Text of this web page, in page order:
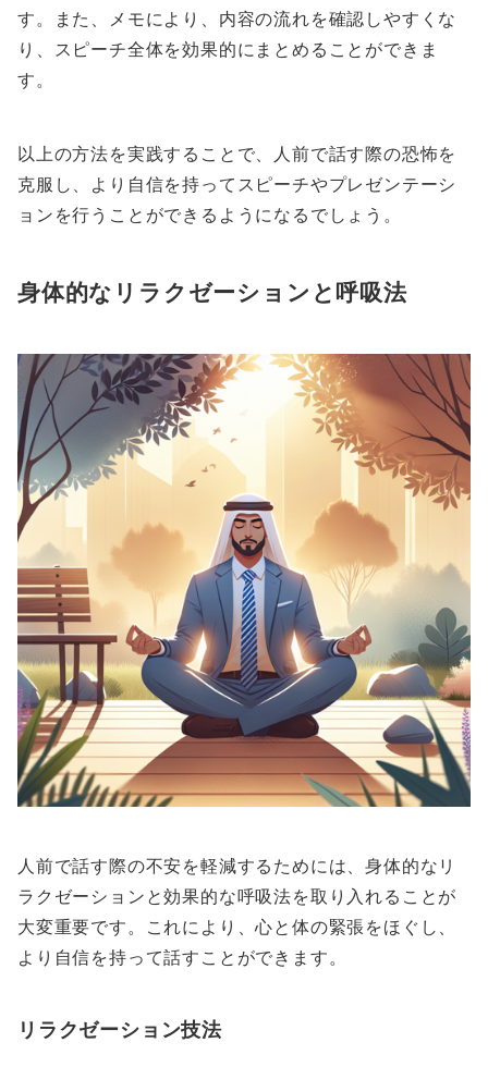
す。また、メモにより、内容の流れを確認しやすくな
り、スピーチ全体を効果的にまとめることができま
す。
以上の方法を実践することで、人前で話す際の恐怖を
克服し、より自信を持ってスピーチやプレゼンテーシ
ョンを行うことができるようになるでしょう。
身体的なリラクゼーションと呼吸法
人前で話す際の不安を軽減するためには、身体的なリ
ラクゼーションと効果的な呼吸法を取り入れることが
大変重要です。これにより、心と体の緊張をほぐし、
より自信を持って話すことができます。
リラクゼーション技法